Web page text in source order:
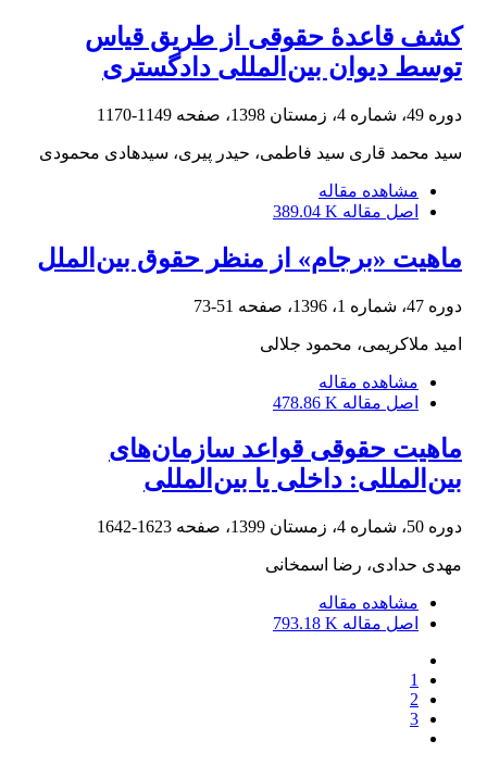
کشف قاعدۀ حقوقی از طریق قیاس
توسط دیوان بین‌المللی دادگستری
دوره 49، شماره 4، زمستان 1398، صفحه 1149-1170
سید محمد قاری سید فاطمی، حیدر پیری، سیدهادی محمودی
مشاهده مقاله
اصل مقاله 389.04 K
ماهیت «برجام» از منظر حقوق بین‌الملل
دوره 47، شماره 1، 1396، صفحه 51-73
امید ملاکریمی، محمود جلالی
مشاهده مقاله
اصل مقاله 478.86 K
ماهیت حقوقی قواعد سازمان‌های
بین‌المللی: داخلی یا بین‌المللی
دوره 50، شماره 4، زمستان 1399، صفحه 1623-1642
مهدی حدادی، رضا اسمخانی
مشاهده مقاله
اصل مقاله 793.18 K
1
2
3